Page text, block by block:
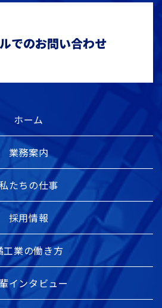
でのお問い合わせ
ホーム
業務案内
たちの仕事
採用情報
工業の働き方
インタビュー